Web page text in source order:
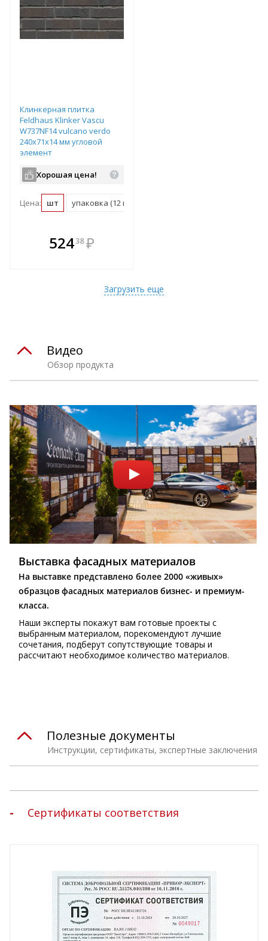
Клинкерная плитка
Feldhaus Klinker Vascu
W737NF14 vulcano verdo
240х71х14 мм угловой
элемент
Хорошая цена!
Цена: шт упаковка (12 шт)
52438 ₽
Загрузить еще
Обзор продукта
Видео
Выставка фасадных материалов
На выставке представлено более 2000 «живых»
образцов фасадных материалов бизнес- и премиум-
класса.
Наши эксперты покажут вам готовые проекты с
выбранным материалом, порекомендуют лучшие
сочетания, подберут сопутствующие товары и
рассчитают необходимое количество материалов.
Инструкции, сертификаты, экспертные заключения
Полезные документы
Сертификаты соответствия